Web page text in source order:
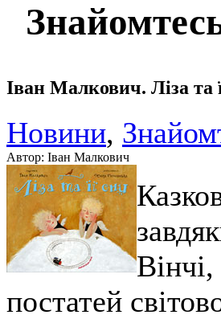
Іван Малкович. Ліза та
Новини,
Автор: Іван Малкович
постатей